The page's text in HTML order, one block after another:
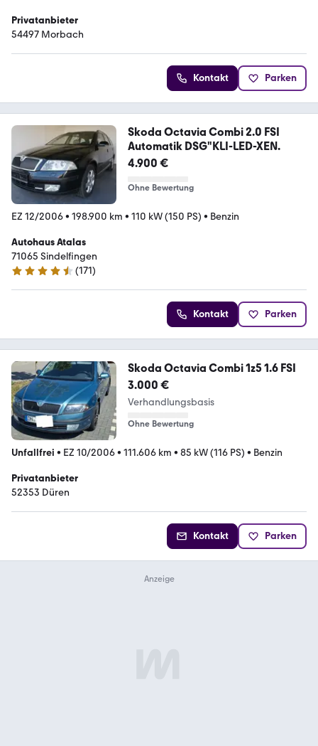
Privatanbieter
54497 Morbach
Kontakt Parken
Skoda Octavia Combi 2.0 FSI
Automatik DSG"KLI-LED-XEN.
4.900 €
Ohne Bewertung
EZ 12/2006• 198.900 km • 110 kW (150 PS) • Benzin
Autohaus Atalas
71065 Sindelfingen
4.6 Sterne
(171)
Kontakt Parken
Skoda Octavia Combi 1z5 1.6 FSI
3.000 €
Verhandlungsbasis
Ohne Bewertung
Unfallfrei • EZ 10/2006• 111.606 km • 85 kW (116 PS) • Benzin
Privatanbieter
52353 Düren
Kontakt Parken